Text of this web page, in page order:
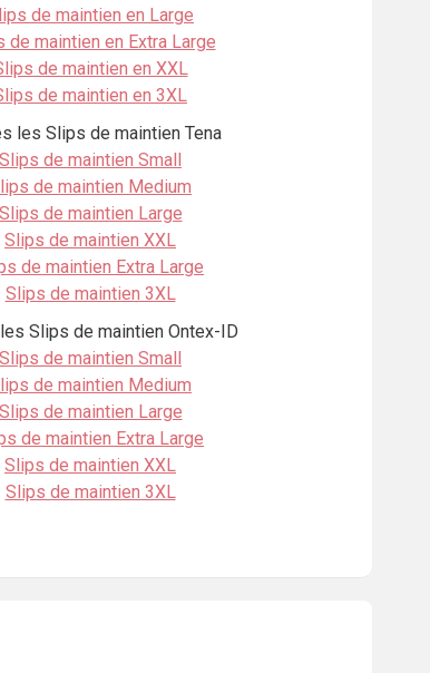
de maintien en Large
de maintien en Extra Large
de maintien en XXL
de maintien en 3XL
les Slips de maintien Tena
Slips de maintien Small
de maintien Medium
Slips de maintien Large
Slips de maintien XXL
de maintien Extra Large
Slips de maintien 3XL
Slips de maintien Ontex-ID
Slips de maintien Small
de maintien Medium
Slips de maintien Large
de maintien Extra Large
Slips de maintien XXL
Slips de maintien 3XL